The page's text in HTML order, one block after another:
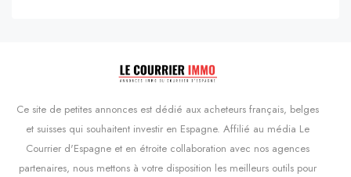
Ce site de petites annonces est dédié aux acheteurs français, belges
et suisses qui souhaitent investir en Espagne. Affilié au média Le
Courrier d'Espagne et en étroite collaboration avec nos agences
partenaires, nous mettons à votre disposition les meilleurs outils pour